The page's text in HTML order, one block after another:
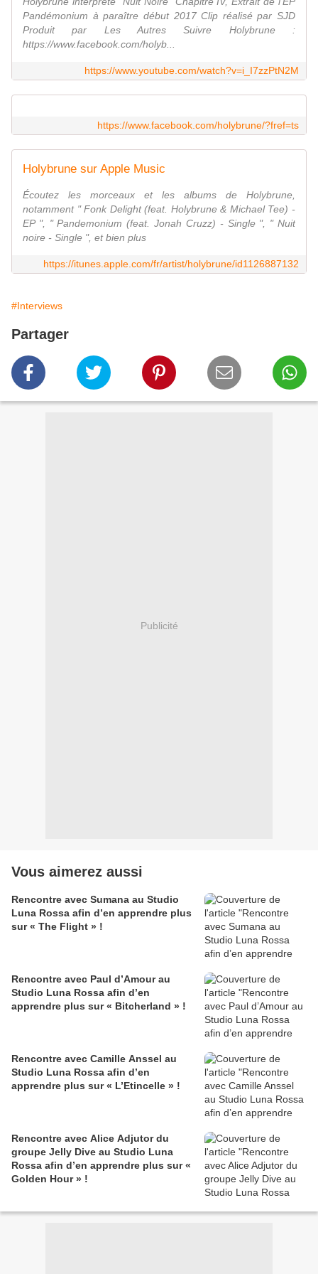
Pandémonium à paraître début 2017 Clip réalisé par SJD
Produit par Les Autres Suivre Holybrune :
https://www.facebook.com/holyb...
https://www.youtube.com/watch?v=i_I7zzPtN2M
https://www.facebook.com/holybrune/?fref=ts
Holybrune sur Apple Music
Écoutez les morceaux et les albums de Holybrune,
notamment " Fonk Delight (feat. Holybrune & Michael Tee) -
EP ", " Pandemonium (feat. Jonah Cruzz) - Single ", " Nuit
noire - Single ", et bien plus
https://itunes.apple.com/fr/artist/holybrune/id1126887132
#Interviews
Partager
Publicité
Vous aimerez aussi
Rencontre avec Sumana au Studio
Luna Rossa afin d’en apprendre plus
sur « The Flight » !
Rencontre avec Paul d’Amour au
Studio Luna Rossa afin d’en
apprendre plus sur « Bitcherland » !
Rencontre avec Camille Anssel au
Studio Luna Rossa afin d’en
apprendre plus sur « L’Etincelle » !
Rencontre avec Alice Adjutor du
groupe Jelly Dive au Studio Luna
Rossa afin d’en apprendre plus sur «
Golden Hour » !